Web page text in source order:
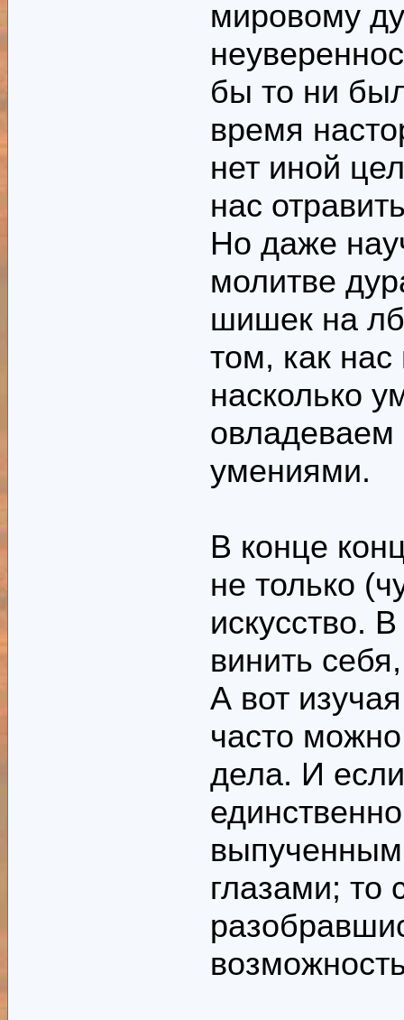
мировому
бы то ни
время
нет иной
нас
Но даже
молитве
шишек на
том, как
насколько
умениями.
В конце
не только
искусство.
винить
А вот
часто
дела. И
глазами;